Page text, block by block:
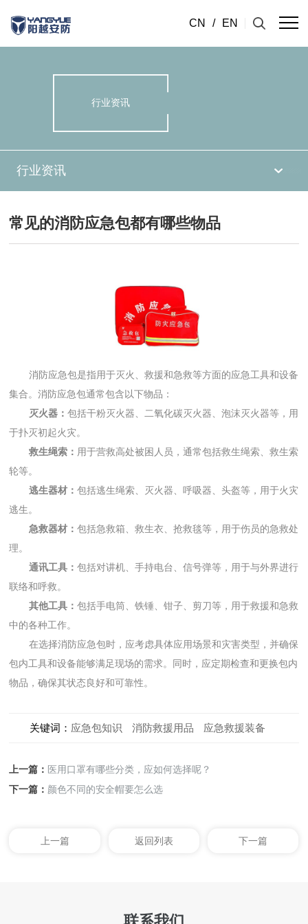
CN / EN
行业资讯
行业资讯
常见的消防应急包都有哪些物品
消防应急包是指用于灭火、救援和急救等方面的应急工具和设备
集合。消防应急包通常包含以下物品：
灭火器：包括干粉灭火器、二氧化碳灭火器、泡沫灭火器等，用
于扑灭初起火灾。
救生绳索： 用于营救高处被困人员，通常包括救生绳索、救生索
轮等。
逃生器材：包括逃生绳索、灭火器、呼吸器、头盔等，用于火灾
逃生。
急救器材：包括急救箱、救生衣、抢救毯等，用于伤员的急救处
理。
通讯工具：包括对讲机、手持电台、信号弹等，用于与外界进行
联络和呼救。
其他工具：包括手电筒、铁锤、钳子、剪刀等，用于救援和急救
中的各种工作。
在选择消防应急包时，应考虑具体应用场景和灾害类型，并确保
包内工具和设备能够满足现场的需求。同时，应定期检查和更换包内
物品，确保其状态良好和可靠性。
关键词： 应急包知识 消防救援用品 应急救援装备
上一篇： 医用口罩有哪些分类，应如何选择呢？
下一篇： 颜色不同的安全帽要怎么选
上一篇 返回列表 下一篇